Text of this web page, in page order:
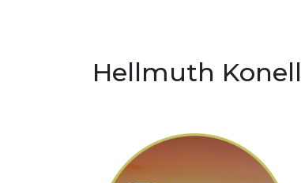
Hellmuth Konell